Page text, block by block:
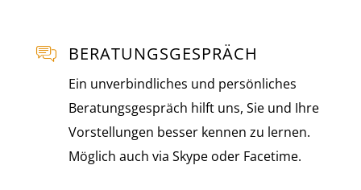
BERATUNGS­GESPRÄCH
Ein unverbindliches und persönliches
Beratungsgespräch hilft uns, Sie und Ihre
Vorstellungen besser kennen zu lernen.
Möglich auch via Skype oder Facetime.